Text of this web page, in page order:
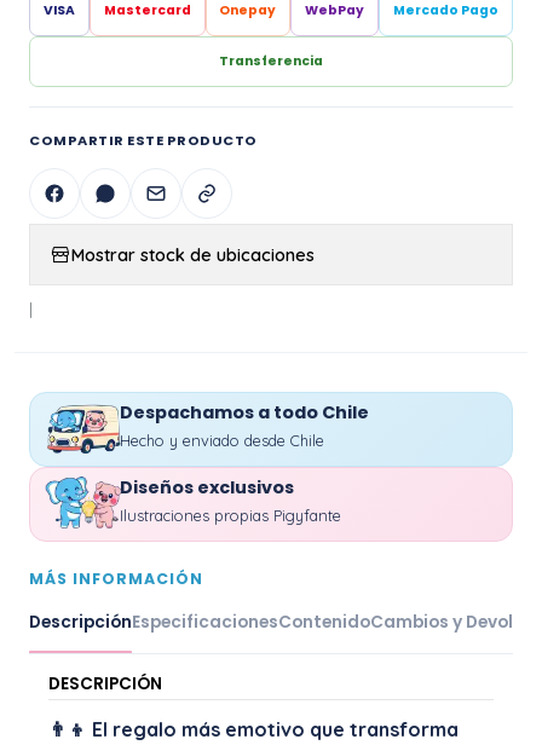
VISA Mastercard Onepay WebPay Mercado Pago
Transferencia
COMPARTIR ESTE PRODUCTO
Mostrar stock de ubicaciones
|
Despachamos a todo Chile
Hecho y enviado desde Chile
Diseños exclusivos
Ilustraciones propias Pigyfante
MÁS INFORMACIÓN
DescripciónEspecificacionesContenidoCambios y
DESCRIPCIÓN
👨‍👦 El regalo más emotivo que transforma